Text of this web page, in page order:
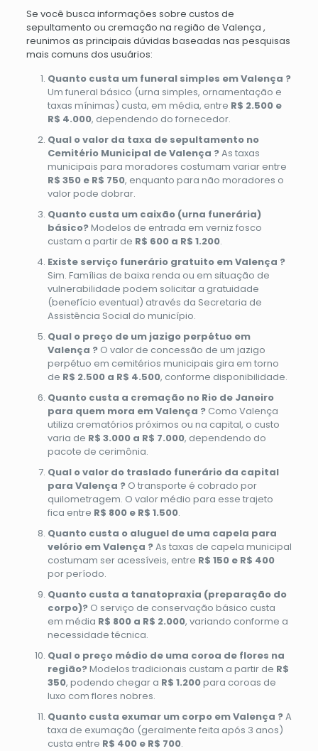
Se você busca informações sobre custos de
sepultamento ou cremação na região de Valença ,
reunimos as principais dúvidas baseadas nas pesquisas
mais comuns dos usuários:
Quanto custa um funeral simples em Valença ?
Um funeral básico (urna simples, ornamentação e
taxas mínimas) custa, em média, entre R$ 2.500 e
R$ 4.000, dependendo do fornecedor.
Qual o valor da taxa de sepultamento no
Cemitério Municipal de Valença ?As taxas
municipais para moradores costumam variar entre
R$ 350 e R$ 750, enquanto para não moradores o
valor pode dobrar.
Quanto custa um caixão (urna funerária)
básico?Modelos de entrada em verniz fosco
custam a partir de R$ 600 a R$ 1.200.
Existe serviço funerário gratuito em Valença ?
Sim. Famílias de baixa renda ou em situação de
vulnerabilidade podem solicitar a gratuidade
(benefício eventual) através da Secretaria de
Assistência Social do município.
Qual o preço de um jazigo perpétuo em
Valença ?O valor de concessão de um jazigo
perpétuo em cemitérios municipais gira em torno
de R$ 2.500 a R$ 4.500, conforme disponibilidade.
Quanto custa a cremação no Rio de Janeiro
para quem mora em Valença ?Como Valença
utiliza crematórios próximos ou na capital, o custo
varia de R$ 3.000 a R$ 7.000, dependendo do
pacote de cerimônia.
Qual o valor do traslado funerário da capital
para Valença ?O transporte é cobrado por
quilometragem. O valor médio para esse trajeto
fica entre R$ 800 e R$ 1.500.
Quanto custa o aluguel de uma capela para
velório em Valença ?As taxas de capela municipal
costumam ser acessíveis, entre R$ 150 e R$ 400
por período.
Quanto custa a tanatopraxia (preparação do
corpo)?O serviço de conservação básico custa
em média R$ 800 a R$ 2.000, variando conforme a
necessidade técnica.
Qual o preço médio de uma coroa de flores na
região?Modelos tradicionais custam a partir de R$
350, podendo chegar a R$ 1.200para coroas de
luxo com flores nobres.
Quanto custa exumar um corpo em Valença ?A
taxa de exumação (geralmente feita após 3 anos)
custa entre R$ 400 e R$ 700.